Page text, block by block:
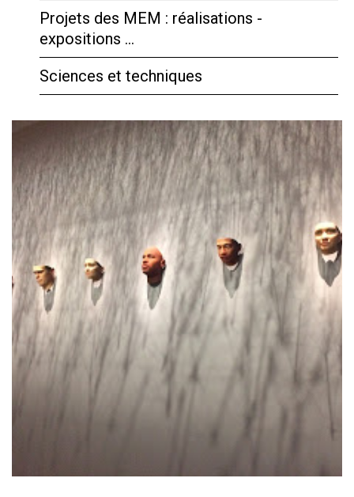
Projets des MEM : réalisations -
expositions …
Sciences et techniques